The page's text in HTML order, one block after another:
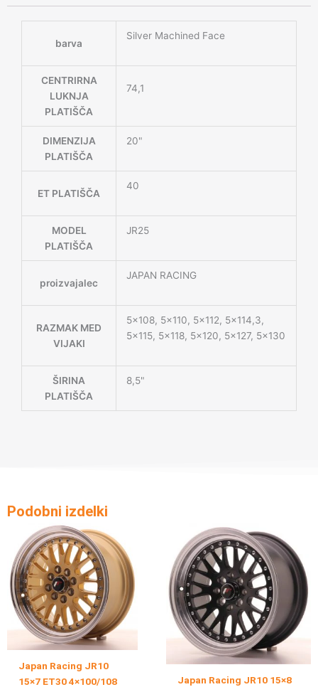
barva
Silver Machined Face
CENTRIRNA
LUKNJA
PLATIŠČA
74,1
DIMENZIJA
PLATIŠČA
20"
ET PLATIŠČA
40
MODEL
PLATIŠČA
JR25
proizvajalec
JAPAN RACING
RAZMAK MED
VIJAKI
5×108, 5×110, 5×112, 5×114,3,
5×115, 5×118, 5×120, 5×127, 5×130
ŠIRINA
PLATIŠČA
8,5"
Podobni izdelki
Japan Racing JR10
15×7 ET30 4×100/108
Japan Racing JR10 15×8